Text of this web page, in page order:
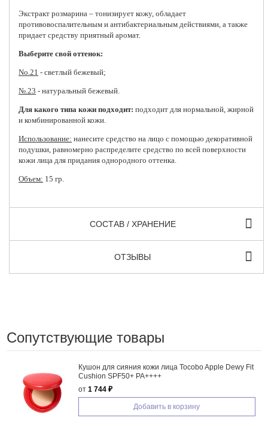
Экстракт розмарина – тонизирует кожу, обладает
противовоспалительным и антибактериальным действиями, а также
придает средству приятный аромат.
Выберите свой оттенок:
No.21 - светлый бежевый;
№.23 - натуральный бежевый.
Для какого типа кожи подходит: подходит для нормальной, жирной
и комбинированной кожи.
Использование: нанесите средство на лицо с помощью декоративной
подушки, равномерно распределите средство по всей поверхности
кожи лица для придания однородного оттенка.
Объем: 15 гр.
СОСТАВ / ХРАНЕНИЕ
ОТЗЫВЫ
Сопутствующие товары
Кушон для сияния кожи лица Tocobo Apple Dewy Fit
Cushion SPF50+ PA++++
от 1 744 ₽
Добавить в корзину